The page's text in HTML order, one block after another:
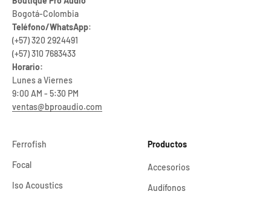
Bogotá-Colombia
Teléfono/WhatsApp:
(+57) 320 2924491
(+57) 310 7683433
Horario:
Lunes a Viernes
9:00 AM - 5:30 PM
ventas@bproaudio.com
Ferrofish
Focal
Iso Acoustics
Productos
Accesorios
Audífonos